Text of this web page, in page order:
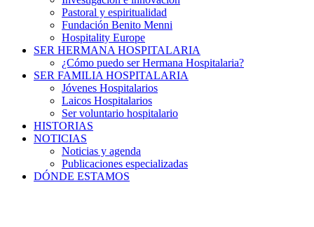
Pastoral y espiritualidad
Fundación Benito Menni
Hospitality Europe
SER HERMANA HOSPITALARIA
¿Cómo puedo ser Hermana Hospitalaria?
SER FAMILIA HOSPITALARIA
Jóvenes Hospitalarios
Laicos Hospitalarios
Ser voluntario hospitalario
HISTORIAS
NOTICIAS
Noticias y agenda
Publicaciones especializadas
DÓNDE ESTAMOS